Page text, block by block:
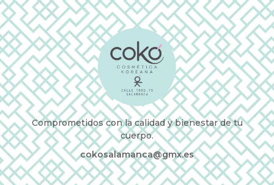
Comprometidos con la calidad y bienestar de tu
cuerpo.
cokosalamanca@gmx.es